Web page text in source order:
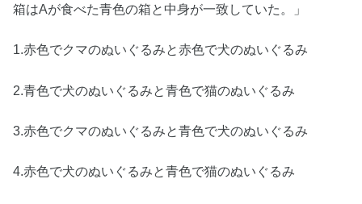
箱はAが食べた青色の箱と中身が一致していた。」
1.赤色でクマのぬいぐるみと赤色で犬のぬいぐるみ
2.青色で犬のぬいぐるみと青色で猫のぬいぐるみ
3.赤色でクマのぬいぐるみと青色で犬のぬいぐるみ
4.赤色で犬のぬいぐるみと青色で猫のぬいぐるみ